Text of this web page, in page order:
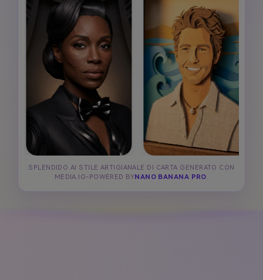
SPLENDIDO AI STILE ARTIGIANALE DI CARTA GENERATO CON
MEDIA.IO-POWERED BYNANO BANANA PRO.